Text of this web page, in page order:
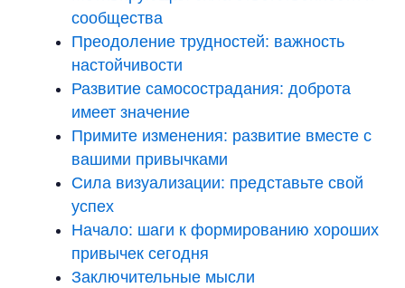
сообщества
Преодоление трудностей: важность
настойчивости
Развитие самосострадания: доброта
имеет значение
Примите изменения: развитие вместе с
вашими привычками
Сила визуализации: представьте свой
успех
Начало: шаги к формированию хороших
привычек сегодня
Заключительные мысли